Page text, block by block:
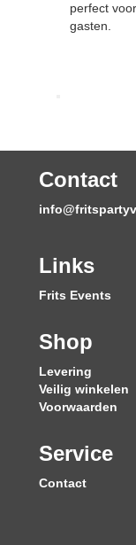
perfect
gasten.
Contact
Links
Frits Events
Shop
Levering
Veilig winkelen
Voorwaarden
Service
Contact